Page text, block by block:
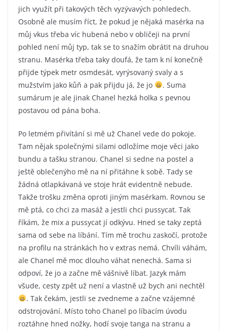
jich využít při takových těch vyzývavých pohledech.
Osobně ale musím říct, že pokud je nějaká masérka na
můj vkus třeba víc hubená nebo v obličeji na první
pohled není můj typ, tak se to snažím obrátit na druhou
stranu. Masérka třeba taky doufá, že tam k ní konečně
přijde týpek metr osmdesát, vyrýsovaný svaly a s
mužstvím jako kůň a pak přijdu já, že jo
. Suma
sumárum je ale jinak Chanel hezká holka s pevnou
postavou od pána boha.
Po letmém přivítání si mě už Chanel vede do pokoje.
Tam nějak společnými silami odložíme moje věci jako
bundu a tašku stranou. Chanel si sedne na postel a
ještě oblečenýho mě na ní přitáhne k sobě. Tady se
žádná otlapkávaná ve stoje hrát evidentně nebude.
Takže trošku změna oproti jiným masérkam. Rovnou se
mě ptá, co chci za masáž a jestli chci pussycat. Tak
říkám, že mix a pussycat jí odkývu. Hned se taky zeptá
sama od sebe na líbání. Tím mě trochu zaskočí, protože
na profilu na stránkách ho v extras nemá. Chvíli váhám,
ale Chanel mě moc dlouho váhat nenechá. Sama si
odpoví, že jo a začne mě vášnivě líbat. Jazyk mám
všude, cesty zpět už není a vlastně už bych ani nechtěl
. Tak čekám, jestli se zvedneme a začne vzájemné
odstrojování. Místo toho Chanel po líbacím úvodu
roztáhne hned nožky, hodí svoje tanga na stranu a